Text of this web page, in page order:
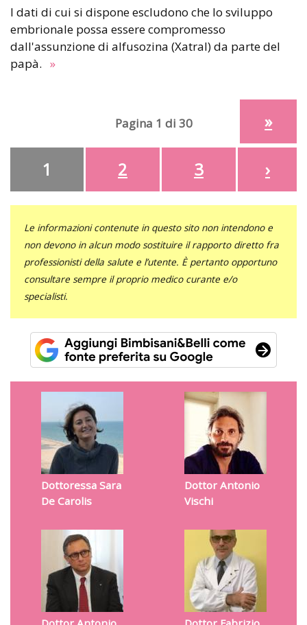
I dati di cui si dispone escludono che lo sviluppo
embrionale possa essere compromesso
dall'assunzione di alfusozina (Xatral) da parte del
papà. »
Pagina 1 di 30
1 2 3 ›
»
Le informazioni contenute in questo sito non intendono e
non devono in alcun modo sostituire il rapporto diretto fra
professionisti della salute e l’utente. È pertanto opportuno
consultare sempre il proprio medico curante e/o
specialisti.
Dottoressa Sara
De Carolis
Dottor Antonio
Vischi